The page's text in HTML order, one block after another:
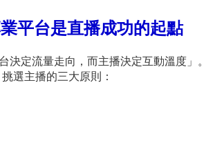
平台是直播成功的起點
決定流量走向，而主播決定互動溫度」
選主播的三大原則：